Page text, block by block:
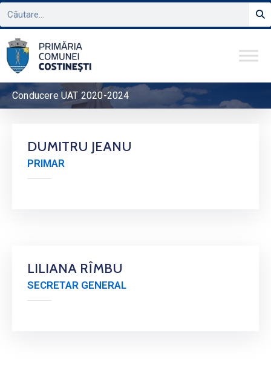
Conducere UAT 2020-2024
DUMITRU JEANU
PRIMAR
LILIANA RÎMBU
SECRETAR GENERAL